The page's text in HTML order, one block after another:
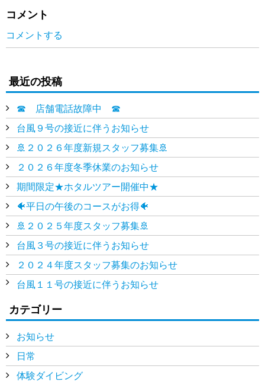
コメント
コメントする
最近の投稿
☎ 店舗電話故障中 ☎
台風９号の接近に伴うお知らせ
🚢２０２６年度新規スタッフ募集🚢
２０２６年度冬季休業のお知らせ
期間限定★ホタルツアー開催中★
🐠平日の午後のコースがお得🐠
🚢２０２５年度スタッフ募集🚢
台風３号の接近に伴うお知らせ
２０２４年度スタッフ募集のお知らせ
台風１１号の接近に伴うお知らせ
カテゴリー
お知らせ
日常
体験ダイビング